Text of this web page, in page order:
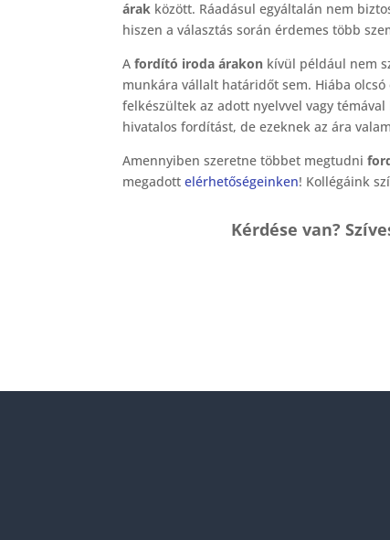
árak között. Ráadásul egyáltalán nem
hiszen a választás során érdemes több
Afordító iroda árakon kívül például nem
munkára vállalt határidőt sem. Hiába
felkészültek az adott nyelvvel vagy
hivatalos fordítást, de ezeknek az ára
Amennyiben szeretne többet megtudni
megadottelérhetőségeinken! Kollégáink
Kérdése van?